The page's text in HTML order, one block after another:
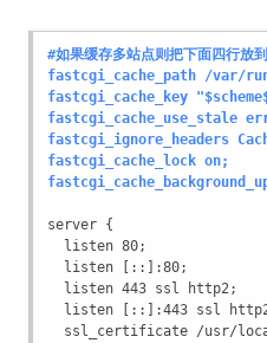
#如果缓存多站点则把下面四行
fastcgi_cache_path /var/run/
fastcgi_cache_key
fastcgi_cache_use_stale
fastcgi_ignore_headers
fastcgi_cache_lock on;
server {
  listen 80;
  listen [::]:80;
  listen 443 ssl http2;
listen [::]:443 ssl
ssl_certificate /usr/